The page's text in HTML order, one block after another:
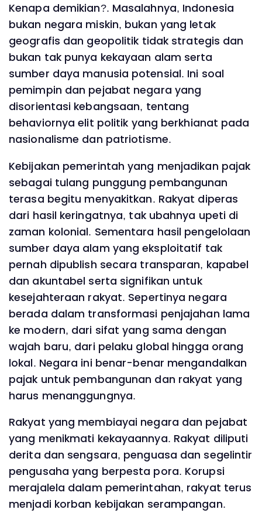
Kenapa demikian?. Masalahnya, Indonesia
bukan negara miskin, bukan yang letak
geografis dan geopolitik tidak strategis dan
bukan tak punya kekayaan alam serta
sumber daya manusia potensial. Ini soal
pemimpin dan pejabat negara yang
disorientasi kebangsaan, tentang
behaviornya elit politik yang berkhianat pada
nasionalisme dan patriotisme.
Kebijakan pemerintah yang menjadikan pajak
sebagai tulang punggung pembangunan
terasa begitu menyakitkan. Rakyat diperas
dari hasil keringatnya, tak ubahnya upeti di
zaman kolonial. Sementara hasil pengelolaan
sumber daya alam yang eksploitatif tak
pernah dipublish secara transparan, kapabel
dan akuntabel serta signifikan untuk
kesejahteraan rakyat. Sepertinya negara
berada dalam transformasi penjajahan lama
ke modern, dari sifat yang sama dengan
wajah baru, dari pelaku global hingga orang
lokal. Negara ini benar-benar mengandalkan
pajak untuk pembangunan dan rakyat yang
harus menanggungnya.
Rakyat yang membiayai negara dan pejabat
yang menikmati kekayaannya. Rakyat diliputi
derita dan sengsara, penguasa dan segelintir
pengusaha yang berpesta pora. Korupsi
merajalela dalam pemerintahan, rakyat terus
menjadi korban kebijakan serampangan.